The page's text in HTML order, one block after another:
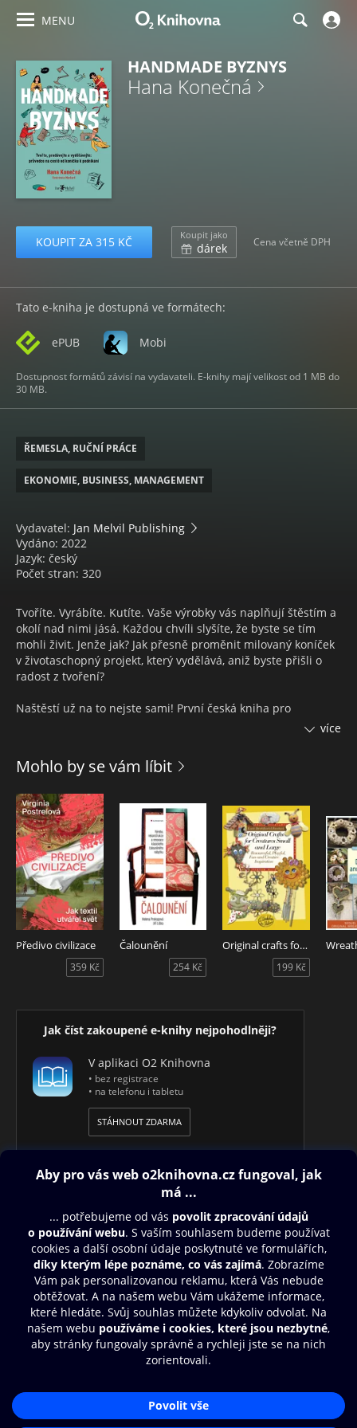
MENU
HANDMADE BYZNYS
Hana Konečná
KOUPIT ZA 315 KČ Koupit jako
dárek Cena včetně DPH
Tato e-kniha je dostupná ve formátech:
ePUB Mobi
Dostupnost formátů závisí na vydavateli. E-knihy mají velikost od 1 MB do
30 MB.
ŘEMESLA, RUČNÍ PRÁCE
EKONOMIE, BUSINESS, MANAGEMENT
Vydavatel: Jan Melvil Publishing
Vydáno: 2022
Jazyk: český
Počet stran: 320
Tvoříte. Vyrábíte. Kutíte. Vaše výrobky vás naplňují štěstím a
okolí nad nimi jásá. Každou chvíli slyšíte, že byste se tím
mohli živit. Jenže jak? Jak přesně proměnit milovaný koníček
v životaschopný projekt, který vydělává, aniž byste přišli o
radost z tvoření?
Naštěstí už na to nejste sami! První česká kniha pro
rukodělné tvůrce vás systematicky provede krok za krokem
upravených pro náš trh, a také z vlastních zkušeností s
nad produkty, zákazníky, jejich motivací nakupovat, a pomocí
praktických příkladů i konkrétních tipů vás naučí myslet a
jednat obchodně.
Nespoléhejte na štěstí: cesta od koníčku k podnikání je
klikatá a vyžaduje znalost mnoha různých oborů. Teď však v
ruce držíte mapu pro správný směr!
více
Mohlo by se vám líbit
Předivo civilizace
359 Kč
Čalounění
254 Kč
Original crafts for creatures small and large
199 Kč
Jak číst zakoupené e-knihy nejpohodlněji?
V aplikaci O2 Knihovna
• bez registrace
• na telefonu i tabletu
STÁHNOUT ZDARMA
Obsah ke stažení
Moje O2 Knihovna
Další zábava
© O2 Czech Republic a.s.
Přístupnost
Zásady zpracování osobních údajůAplikace O2 Knihovna